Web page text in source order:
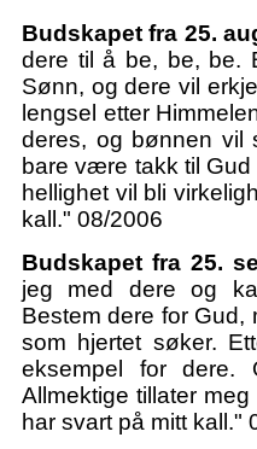
Budskapet fra 25.
dere til å be, be, be.
Sønn, og dere vil
lengsel etter
deres, og bønnen vil
bare være takk til
hellighet vil bli
kall." 08/2006
Budskapet fra 25.
jeg med dere og
Bestem dere for Gud,
som hjertet søker.
eksempel for
Allmektige tillater
har svart på mitt kall."